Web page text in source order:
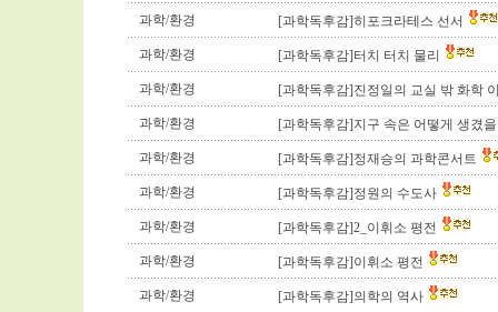
과학/환경 [과학독후감]히포크라테스 선서
과학/환경 [과학독후감]터치 터치 물리
과학/환경 [과학독후감]진정일의 교실 밖 화학
과학/환경 [과학독후감]지구 속은 어떻게 생겼
과학/환경 [과학독후감]정재승의 과학콘서트
과학/환경 [과학독후감]정원의 수도사
과학/환경 [과학독후감]2_이휘소 평전
과학/환경 [과학독후감]이휘소 평전
과학/환경 [과학독후감]의학의 역사